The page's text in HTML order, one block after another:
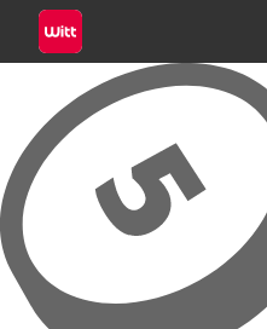
Přeskočit na hlavní obsah